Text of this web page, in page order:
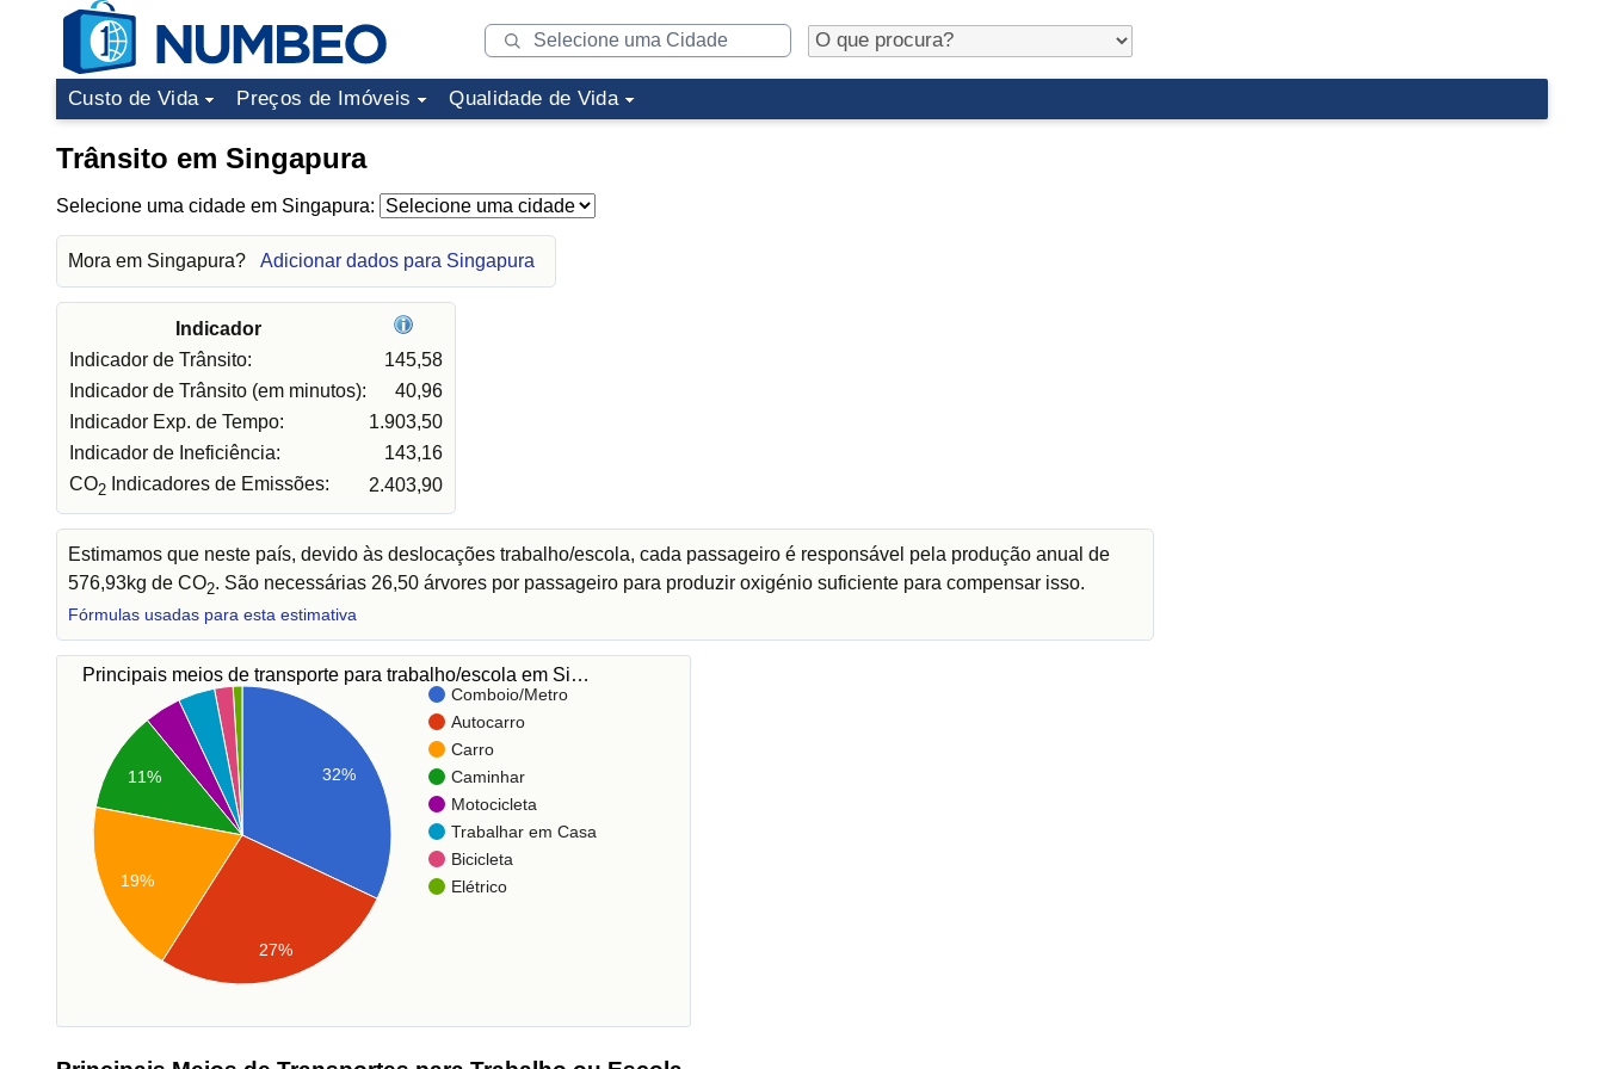
Custo de Vida Preços de Imóveis Qualidade de Vida
Trânsito em Singapura
Selecione uma cidade em Singapura:
Mora em Singapura? Adicionar dados para Singapura
Indicador
Indicador de Trânsito:
145,58
Indicador de Trânsito (em minutos):
40,96
Indicador Exp. de Tempo:
1.903,50
Indicador de Ineficiência:
143,16
CO2 Indicadores de Emissões: 2.403,90
Estimamos que neste país, devido às deslocações trabalho/escola, cada passageiro é responsável pela produção anual de
576,93kg de CO2. São necessárias 26,50 árvores por passageiro para produzir oxigénio suficiente para compensar isso.
Fórmulas usadas para esta estimativa
Principais meios de transporte para trabalho/escola em Si…
Comboio/Metro
Autocarro
Carro
Caminhar
Motocicleta
Trabalhar em Casa
Bicicleta
Elétrico
32%
11%
19%
27%